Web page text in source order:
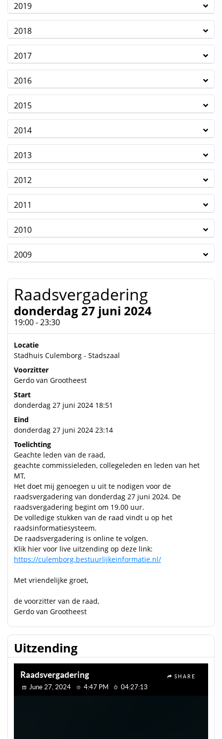
2019
2018
2017
2016
2015
2014
2013
2012
2011
2010
2009
Raadsvergadering
donderdag 27 juni 2024
19:00 - 23:30
Locatie
Stadhuis Culemborg - Stadszaal
Voorzitter
Gerdo van Grootheest
Start
donderdag 27 juni 2024 18:51
Eind
donderdag 27 juni 2024 23:14
Toelichting
Geachte leden van de raad,
geachte commissieleden, collegeleden en leden van het
MT,
Het doet mij genoegen u uit te nodigen voor de
raadsvergadering van donderdag 27 juni 2024. De
raadsvergadering begint om 19.00 uur.
De volledige stukken van de raad vindt u op het
raadsinformatiesysteem.
De raadsvergadering is online te volgen.
Klik hier voor live uitzending op deze link:
https://culemborg.bestuurlijkeinformatie.nl/
Met vriendelijke groet,
de voorzitter van de raad,
Gerdo van Grootheest
Uitzending